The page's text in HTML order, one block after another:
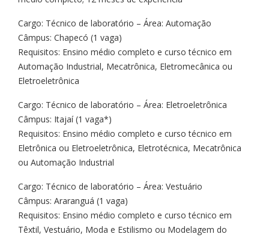
Cargo: Técnico de laboratório – Área: Automação
Câmpus: Chapecó (1 vaga)
Requisitos: Ensino médio completo e curso técnico em
Automação Industrial, Mecatrônica, Eletromecânica ou
Eletroeletrônica
Cargo: Técnico de laboratório – Área: Eletroeletrônica
Câmpus: Itajaí (1 vaga*)
Requisitos: Ensino médio completo e curso técnico em
Eletrônica ou Eletroeletrônica, Eletrotécnica, Mecatrônica
ou Automação Industrial
Cargo: Técnico de laboratório – Área: Vestuário
Câmpus: Araranguá (1 vaga)
Requisitos: Ensino médio completo e curso técnico em
Têxtil, Vestuário, Moda e Estilismo ou Modelagem do